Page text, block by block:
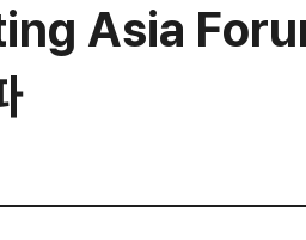
Asia Forum